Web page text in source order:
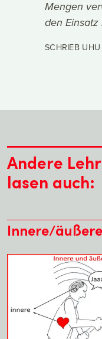
Mengen
den
SCHRIEB
Andere
lasen auch:
Innere/